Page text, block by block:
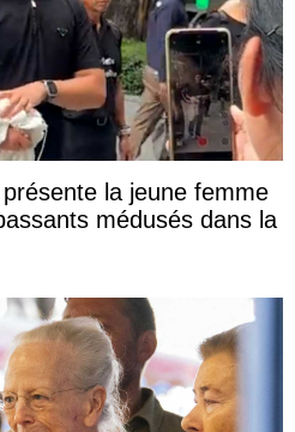
la jeune femme
médusés dans la